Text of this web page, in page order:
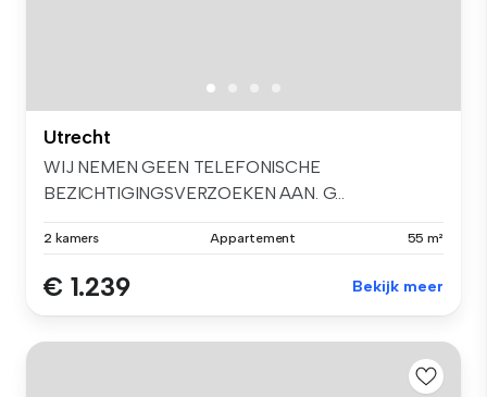
Utrecht
WIJ NEMEN GEEN TELEFONISCHE
BEZICHTIGINGSVERZOEKEN AAN. G...
2 kamers Appartement 55 m²
€ 1.239 Bekijk meer